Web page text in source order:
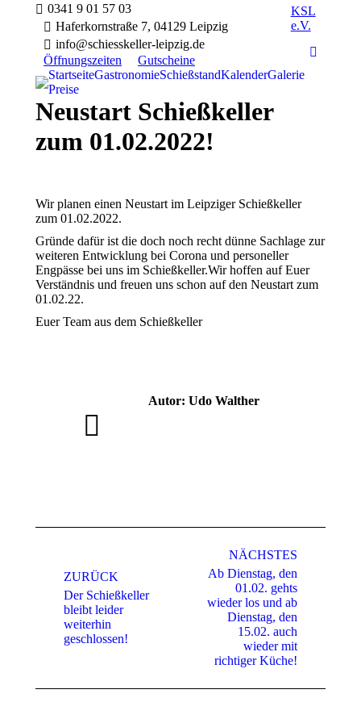
0341 9 01 57 03
Haferkornstraße 7, 04129 Leipzig
info@schiesskeller-leipzig.de
Öffnungszeiten
Gutscheine
KSL
e.V.
StartseiteGastronomieSchießstandKalenderGalerie
Preise
Neustart Schießkeller
zum 01.02.2022!
Wir planen einen Neustart im Leipziger Schießkeller
zum 01.02.2022.
Gründe dafür ist die doch noch recht dünne Sachlage zur
weiteren Entwicklung bei Corona und personeller
Engpässe bei uns im Schießkeller.Wir hoffen auf Euer
Verständnis und freuen uns schon auf den Neustart zum
01.02.22.
Euer Team aus dem Schießkeller
Autor: Udo Walther
ZURÜCK
Vorheriger
Beitrag:
Der Schießkeller
bleibt leider
weiterhin
geschlossen!
NÄCHSTES
Nächster
Beitrag:
Ab Dienstag, den
01.02. gehts
wieder los und ab
Dienstag, den
15.02. auch
wieder mit
richtiger Küche!